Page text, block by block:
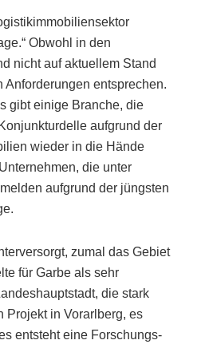
Obwohl in den
nicht auf aktuellem Stand
Anforderungen entsprechen.
gibt einige Branche, die
aufgrund der
wieder in die Hände
die unter
aufgrund der jüngsten
zumal das Gebiet
für Garbe als sehr
die stark
Projekt in Vorarlberg, es
entsteht eine Forschungs-